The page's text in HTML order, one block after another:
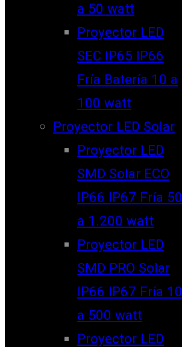
a 50 watt
Proyector LED
SEC IP65 IP66
Fría Batería 10 a
100 watt
Proyector LED Solar
Proyector LED
SMD Solar ECO
IP66 IP67 Fría 50
a 1.200 watt
Proyector LED
SMD PRO Solar
IP66 IP67 Fría 10
a 500 watt
Proyector LED